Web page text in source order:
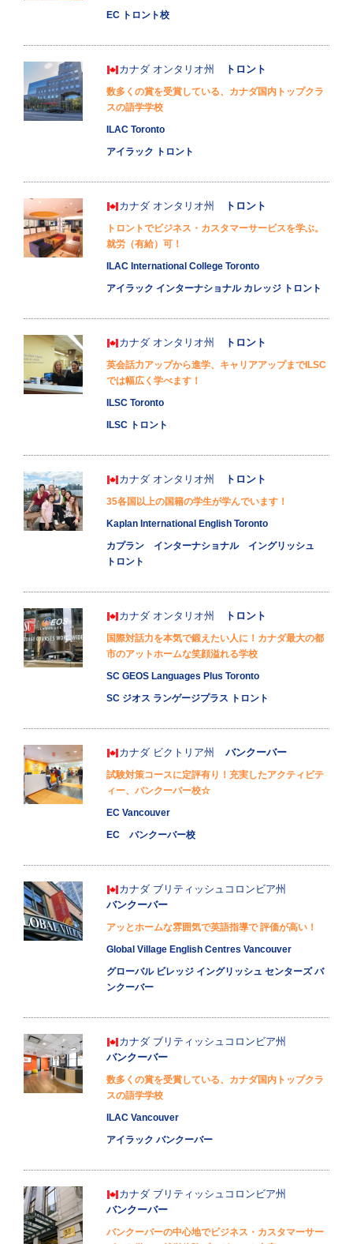
EC トロント校
カナダ オンタリオ州 トロント
数多くの賞を受賞している、カナダ国内トップクラ
スの語学学校
ILAC Toronto
アイラック トロント
カナダ オンタリオ州 トロント
トロントでビジネス・カスタマーサービスを学ぶ。
就労（有給）可！
ILAC International College Toronto
アイラック インターナショナル カレッジ トロント
カナダ オンタリオ州 トロント
英会話力アップから進学、キャリアアップまでILSC
では幅広く学べます！
ILSC Toronto
ILSC トロント
カナダ オンタリオ州 トロント
35各国以上の国籍の学生が学んでいます！
Kaplan International English Toronto
カプラン インターナショナル イングリッシュ
トロント
カナダ オンタリオ州 トロント
国際対話力を本気で鍛えたい人に！カナダ最大の都
市のアットホームな笑顔溢れる学校
SC GEOS Languages Plus Toronto
SC ジオス ランゲージプラス トロント
カナダ ビクトリア州 バンクーバー
試験対策コースに定評有り！充実したアクティビテ
ィー、バンクーバー校☆
EC Vancouver
EC バンクーバー校
カナダ ブリティッシュコロンビア州
バンクーバー
アッとホームな雰囲気で英語指導で 評価が高い！
Global Village English Centres Vancouver
グローバル ビレッジ イングリッシュ センターズ バ
ンクーバー
カナダ ブリティッシュコロンビア州
バンクーバー
数多くの賞を受賞している、カナダ国内トップクラ
スの語学学校
ILAC Vancouver
アイラック バンクーバー
カナダ ブリティッシュコロンビア州
バンクーバー
バンクーバーの中心地でビジネス・カスタマーサー